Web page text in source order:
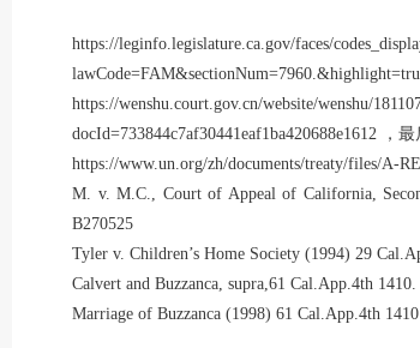
https://leginfo.legislature.ca.gov/faces/
https://wenshu.court.gov.cn/website/wenshu/
docId=733844c7af30441eaf1ba420688e1612 ，
https://www.un.org/zh/documents/treaty/files/A-
M. v. M.C., Court of Appeal of California,
B270525
Tyler v. Children’s Home Society (1994) 29
Calvert and Buzzanca, supra,61 Cal.App.4th 1410.
Marriage of Buzzanca (1998) 61 Cal.App.4th